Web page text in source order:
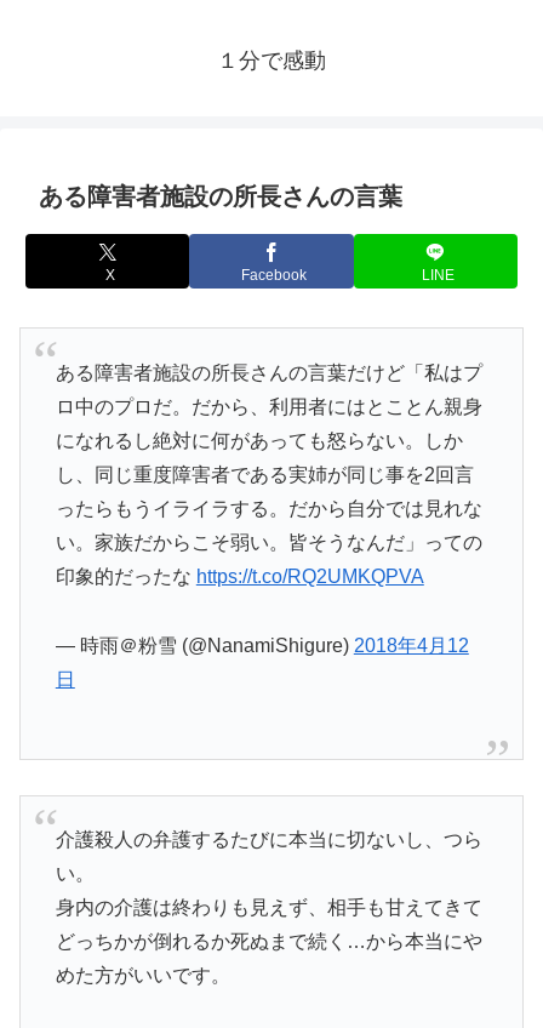
１分で感動
ある障害者施設の所長さんの言葉
X Facebook LINE
ある障害者施設の所長さんの言葉だけど「私はプ
ロ中のプロだ。だから、利用者にはとことん親身
になれるし絶対に何があっても怒らない。しか
し、同じ重度障害者である実姉が同じ事を2回言
ったらもうイライラする。だから自分では見れな
い。家族だからこそ弱い。皆そうなんだ」っての
印象的だったな https://t.co/RQ2UMKQPVA
— 時雨＠粉雪 (@NanamiShigure) 2018年4月12
日
介護殺人の弁護するたびに本当に切ないし、つら
い。
身内の介護は終わりも見えず、相手も甘えてきて
どっちかが倒れるか死ぬまで続く…から本当にや
めた方がいいです。